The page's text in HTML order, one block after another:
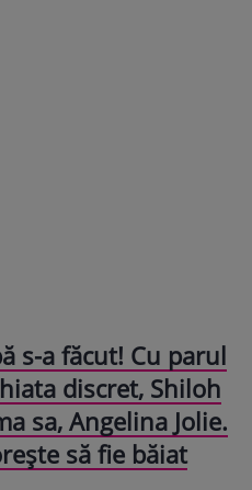
s-a făcut! Cu parul
discret, Shiloh
sa, Angelina Jolie.
să fie băiat